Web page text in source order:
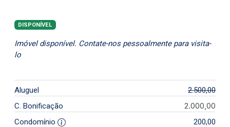
DISPONÍVEL
Imóvel disponível. Contate-nos pessoalmente para visita-
lo
Aluguel
2.500,00
C. Bonificação
2.000,00
Condomínio
200,00